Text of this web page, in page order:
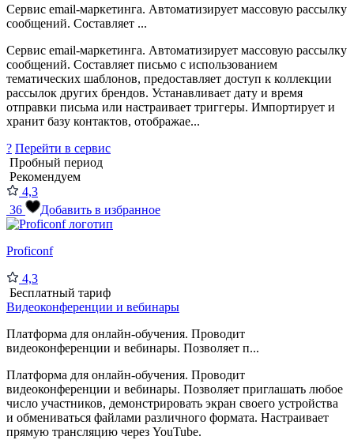
Сервис email-маркетинга. Автоматизирует массовую рассылку
сообщений. Составляет ...
Сервис email-маркетинга. Автоматизирует массовую рассылку
сообщений. Составляет письмо с использованием
тематических шаблонов, предоставляет доступ к коллекции
рассылок других брендов. Устанавливает дату и время
отправки письма или настраивает триггеры. Импортирует и
хранит базу контактов, отображае...
? Перейти в сервис
Пробный период
Рекомендуем
4,3
36
Добавить в избранное
Proficonf
4,3
Бесплатный тариф
Видеоконференции и вебинары
Платформа для онлайн-обучения. Проводит
видеоконференции и вебинары. Позволяет п...
Платформа для онлайн-обучения. Проводит
видеоконференции и вебинары. Позволяет приглашать любое
число участников, демонстрировать экран своего устройства
и обмениваться файлами различного формата. Настраивает
прямую трансляцию через YouTube.